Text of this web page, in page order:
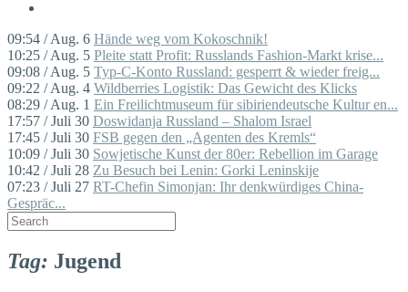
09:54 / Aug. 6 Hände weg vom Kokoschnik!
10:25 / Aug. 5 Pleite statt Profit: Russlands Fashion-Markt krise...
09:08 / Aug. 5 Typ-C-Konto Russland: gesperrt & wieder freig...
09:22 / Aug. 4 Wildberries Logistik: Das Gewicht des Klicks
08:29 / Aug. 1 Ein Freilichtmuseum für sibiriendeutsche Kultur en...
17:57 / Juli 30 Doswidanja Russland – Shalom Israel
17:45 / Juli 30 FSB gegen den „Agenten des Kremls“
10:09 / Juli 30 Sowjetische Kunst der 80er: Rebellion im Garage
10:42 / Juli 28 Zu Besuch bei Lenin: Gorki Leninskije
07:23 / Juli 27 RT-Chefin Simonjan: Ihr denkwürdiges China-
Gespräc...
Tag: Jugend